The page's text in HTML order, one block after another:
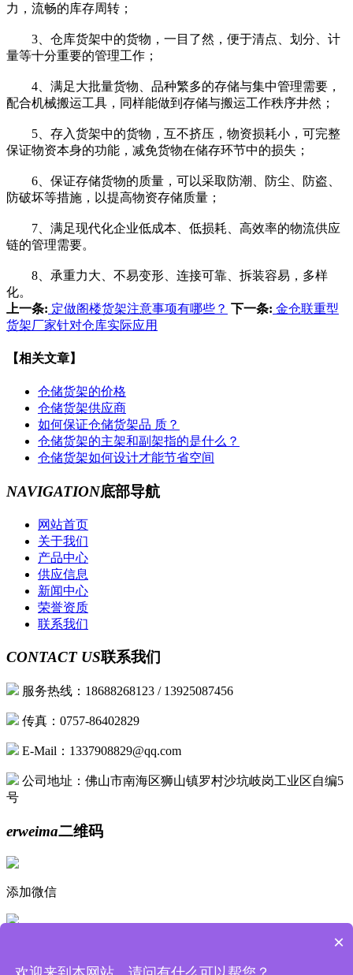
力，流畅的库存周转；
3、仓库货架中的货物，一目了然，便于清点、划分、计
量等十分重要的管理工作；
4、满足大批量货物、品种繁多的存储与集中管理需要，
配合机械搬运工具，同样能做到存储与搬运工作秩序井然；
5、存入货架中的货物，互不挤压，物资损耗小，可完整
保证物资本身的功能，减免货物在储存环节中的损失；
6、保证存储货物的质量，可以采取防潮、防尘、防盗、
防破坏等措施，以提高物资存储质量；
7、满足现代化企业低成本、低损耗、高效率的物流供应
链的管理需要。
8、承重力大、不易变形、连接可靠、拆装容易，多样
化。
上一条: 定做阁楼货架注意事项有哪些？ 下一条: 金仓联重型
货架厂家针对仓库实际应用
【相关文章】
仓储货架的价格
仓储货架供应商
如何保证仓储货架品 质？
仓储货架的主架和副架指的是什么？
仓储货架如何设计才能节省空间
NAVIGATION底部导航
网站首页
关于我们
产品中心
供应信息
新闻中心
荣誉资质
联系我们
CONTACT US联系我们
服务热线：18688268123 / 13925087456
传真：0757-86402829
E-Mail：1337908829@qq.com
公司地址：佛山市南海区狮山镇罗村沙坑岐岗工业区自编5
号
erweima二维码
添加微信
×